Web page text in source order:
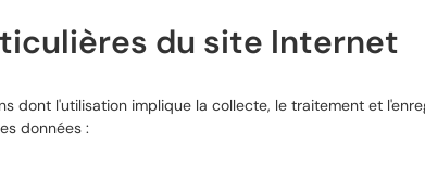
du site Internet
dont l'utilisation implique la collecte, le traitement et
données :